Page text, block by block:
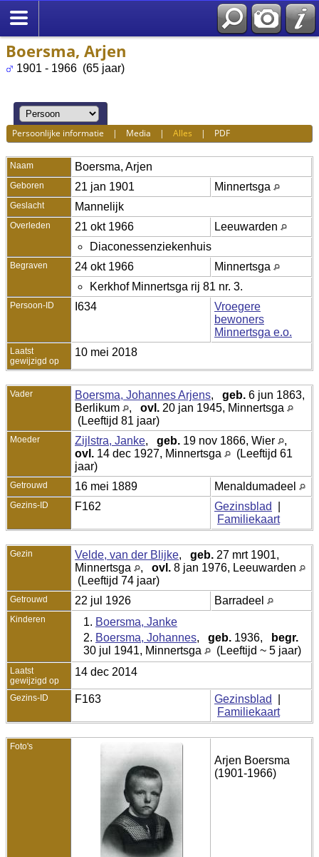
Boersma, Arjen
1901 - 1966 (65 jaar)
Persoonlijke informatie | Media |Alles | PDF
Naam Boersma, Arjen
Geboren 21 jan 1901 Minnertsga
Geslacht Mannelijk
Overleden 21 okt 1966
Leeuwarden
Diaconessenziekenhuis
Begraven 24 okt 1966
Minnertsga
Kerkhof Minnertsga rij 81 nr. 3.
Persoon-ID I634
Vroegere
bewoners
Minnertsga e.o.
Laatst
gewijzigd op
10 mei 2018
Vader Boersma, Johannes Arjens, geb. 6 jun 1863,
Berlikum
, ovl. 20 jan 1945, Minnertsga
(Leeftijd 81 jaar)
Moeder Zijlstra, Janke, geb. 19 nov 1866, Wier
,
ovl. 14 dec 1927, Minnertsga
(Leeftijd 61
jaar)
Getrouwd 16 mei 1889 Menaldumadeel
Gezins-ID F162 Gezinsblad
Familiekaart
Gezin Velde, van der Blijke, geb. 27 mrt 1901,
Minnertsga
, ovl. 8 jan 1976, Leeuwarden
(Leeftijd 74 jaar)
Getrouwd 22 jul 1926 Barradeel
Kinderen 1. Boersma, Janke
2. Boersma, Johannes, geb. 1936,
begr.
30 jul 1941, Minnertsga
(Leeftijd ~ 5 jaar)
Laatst
gewijzigd op
14 dec 2014
Gezins-ID F163 Gezinsblad
Familiekaart
Foto's
Arjen Boersma
(1901-1966)